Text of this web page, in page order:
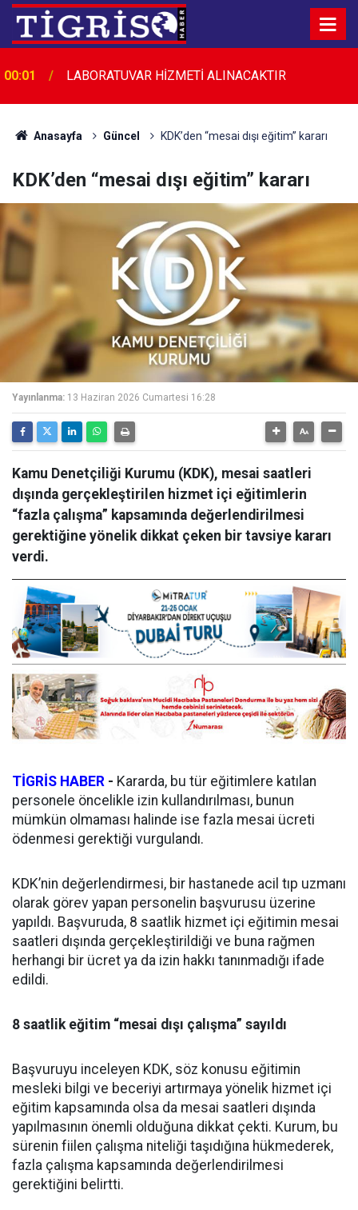
00:01
LABORATUVAR HİZMETİ ALINACAKTIR
23:45
Diyarbakır’da düğün salonunda kavga: 5 yaralı
Anasayfa Güncel KDK’den “mesai dışı eğitim” kararı
KDK’den “mesai dışı eğitim” kararı
Yayınlanma: 13 Haziran 2026 Cumartesi 16:28
Kamu Denetçiliği Kurumu (KDK), mesai saatleri
dışında gerçekleştirilen hizmet içi eğitimlerin
“fazla çalışma” kapsamında değerlendirilmesi
gerektiğine yönelik dikkat çeken bir tavsiye kararı
verdi.
TİGRİS HABER - Kararda, bu tür eğitimlere katılan
personele öncelikle izin kullandırılması, bunun
mümkün olmaması halinde ise fazla mesai ücreti
ödenmesi gerektiği vurgulandı.
KDK’nin değerlendirmesi, bir hastanede acil tıp uzmanı
olarak görev yapan personelin başvurusu üzerine
yapıldı. Başvuruda, 8 saatlik hizmet içi eğitimin mesai
saatleri dışında gerçekleştirildiği ve buna rağmen
herhangi bir ücret ya da izin hakkı tanınmadığı ifade
edildi.
8 saatlik eğitim “mesai dışı çalışma” sayıldı
Başvuruyu inceleyen KDK, söz konusu eğitimin
mesleki bilgi ve beceriyi artırmaya yönelik hizmet içi
eğitim kapsamında olsa da mesai saatleri dışında
yapılmasının önemli olduğuna dikkat çekti. Kurum, bu
sürenin fiilen çalışma niteliği taşıdığına hükmederek,
fazla çalışma kapsamında değerlendirilmesi
gerektiğini belirtti.